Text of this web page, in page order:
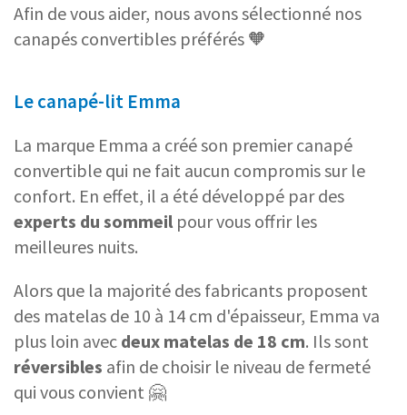
Afin de vous aider, nous avons sélectionné nos
canapés convertibles préférés 🧡
Le canapé-lit Emma
La marque Emma a créé son premier canapé
convertible qui ne fait aucun compromis sur le
confort. En effet, il a été développé par des
experts du sommeil pour vous offrir les
meilleures nuits.
Alors que la majorité des fabricants proposent
des matelas de 10 à 14 cm d'épaisseur, Emma va
plus loin avec deux matelas de 18 cm. Ils sont
réversibles afin de choisir le niveau de fermeté
qui vous convient 🤗